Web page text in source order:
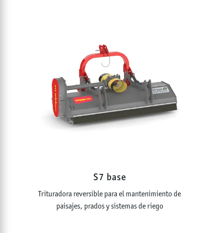
S7 base
Trituradora reversible para el mantenimiento de
paisajes, prados y sistemas de riego